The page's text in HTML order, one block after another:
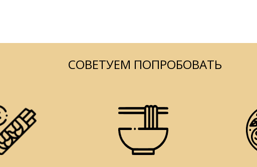
СОВЕТУЕМ ПОПРОБОВАТЬ